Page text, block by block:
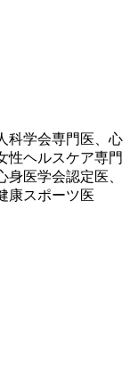
科学会専門医、心
性ヘルスケア専門
医学会認定医、
康スポーツ医